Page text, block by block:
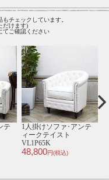
チェックしています。
だけます)
てご確認ください
テ
1人掛けソファ･アンテ
ィークテイスト
VL1P70K
48,800円(税込)